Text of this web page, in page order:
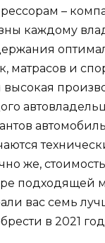
–
каждому
матрасов и
высокая
же,
подходящей
вас семь
в 2021